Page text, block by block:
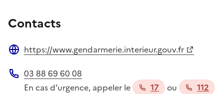
Contacts
https://www.gendarmerie.interieur.gouv.fr
Téléphone
03 88 69 60 08
En cas d’urgence, appeler le
17 ou
112